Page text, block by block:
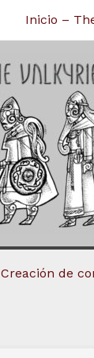
Inicio –
Creación de